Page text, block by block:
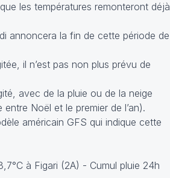
les températures remonteront déjà
annoncera la fin de cette période de
il n’est pas non plus prévu de
avec de la pluie ou de la neige
Noël et le premier de l’an).
américain GFS qui indique cette
à Figari (2A) - Cumul pluie 24h